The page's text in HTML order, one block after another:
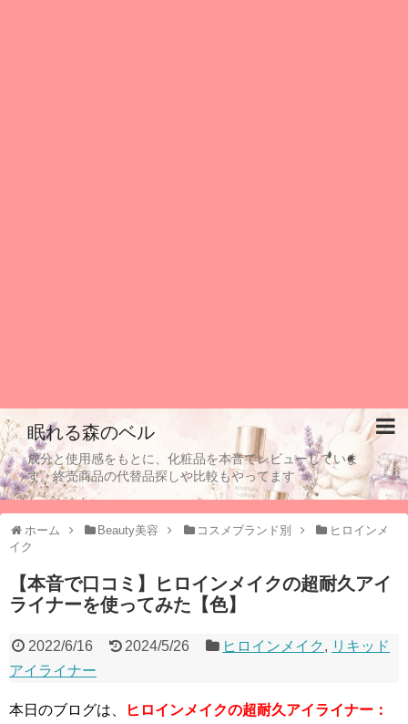
眠れる森のベル
成分と使用感をもとに、化粧品を本音でレビューしていま
す。終売商品の代替品探しや比較もやってます
ホーム Beauty美容 コスメブランド別
ヒロインメ
イク
【本音で口コミ】ヒロインメイクの超耐久アイ
ライナーを使ってみた【色】
2022/6/16 2024/5/26 ヒロインメイク , リキッド
アイライナー
本日のブログは、
ヒロインメイクの超耐久アイライナー：